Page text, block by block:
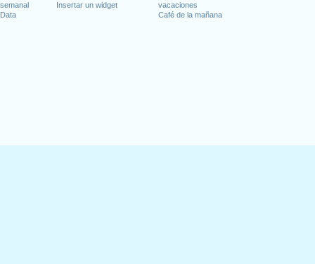
semanal
Data
Insertar un widget
vacaciones
Café de la mañana